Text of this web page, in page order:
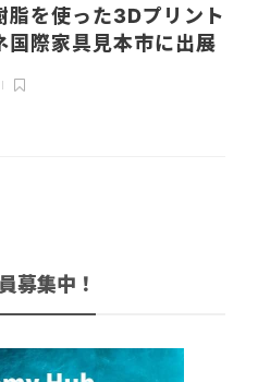
脂を使った3Dプリント
国際家具見本市に出展
募集中！